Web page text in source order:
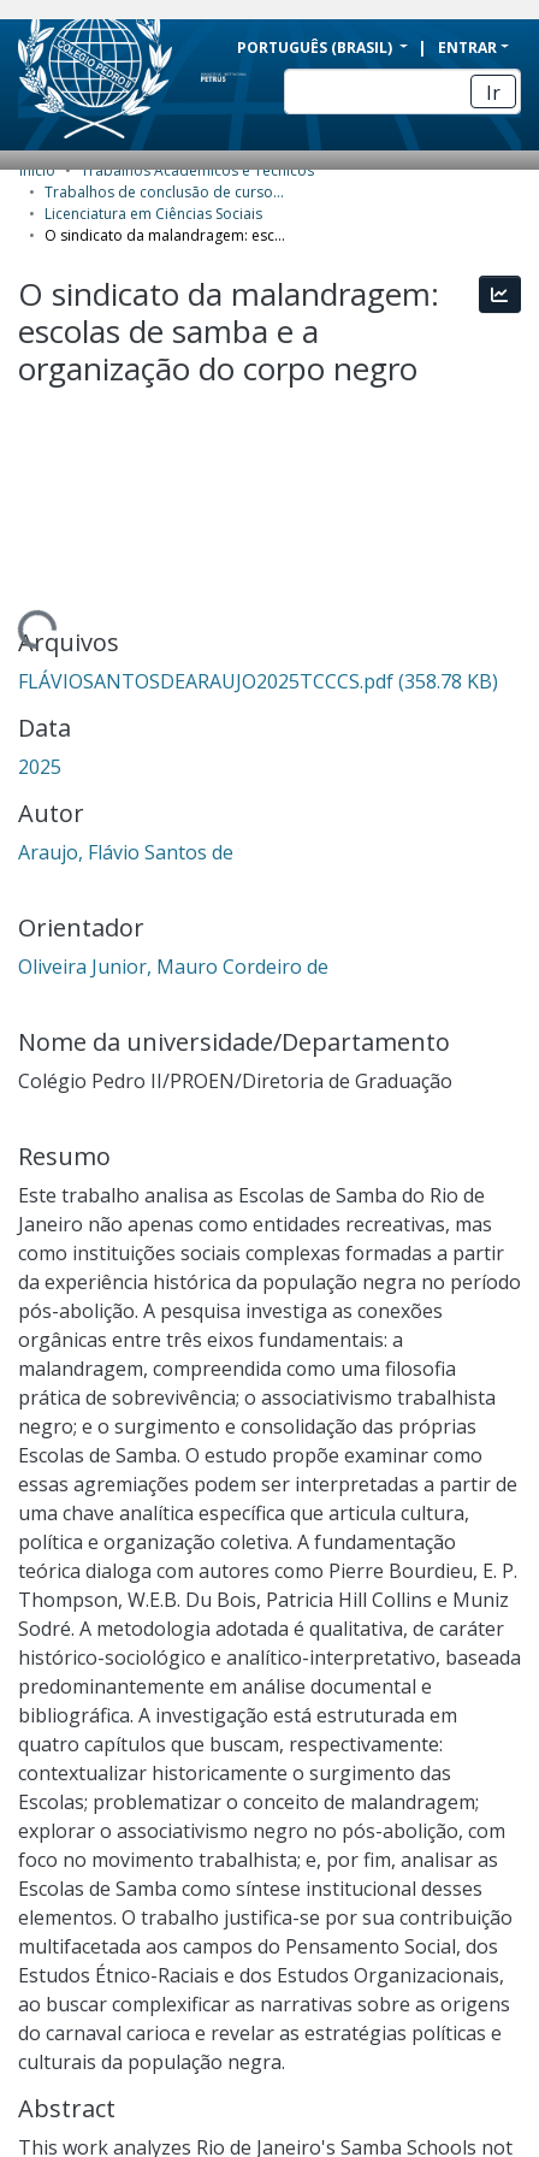
BRAZIL
Simplifique!
Comunica BR
Participe
Acesso à informação
Legislação
PORTUGUÊS (BRASIL) ENTRAR
Ir
COMUNIDADES E COLEÇÕES
NAVEGAR
ESTATÍSTICAS
SOBRE
Início
Trabalhos Acadêmicos e Técnicos
Trabalhos de conclusão de curso de Graduação
Licenciatura em Ciências Sociais
O sindicato da malandragem: escolas de samba e a organização do corpo negro
O sindicato da malandragem:
escolas de samba e a
organização do corpo negro
Arquivos
FLÁVIOSANTOSDEARAUJO2025TCCCS.pdf(358.78 KB)
Data
2025
Autor
Araujo, Flávio Santos de
Orientador
Oliveira Junior, Mauro Cordeiro de
Nome da universidade/Departamento
Colégio Pedro II/PROEN/Diretoria de Graduação
Resumo
Este trabalho analisa as Escolas de Samba do Rio de
Janeiro não apenas como entidades recreativas, mas
como instituições sociais complexas formadas a partir
da experiência histórica da população negra no período
pós-abolição. A pesquisa investiga as conexões
orgânicas entre três eixos fundamentais: a
malandragem, compreendida como uma filosofia
prática de sobrevivência; o associativismo trabalhista
negro; e o surgimento e consolidação das próprias
Escolas de Samba. O estudo propõe examinar como
essas agremiações podem ser interpretadas a partir de
uma chave analítica específica que articula cultura,
política e organização coletiva. A fundamentação
teórica dialoga com autores como Pierre Bourdieu, E. P.
Thompson, W.E.B. Du Bois, Patricia Hill Collins e Muniz
Sodré. A metodologia adotada é qualitativa, de caráter
histórico-sociológico e analítico-interpretativo, baseada
predominantemente em análise documental e
bibliográfica. A investigação está estruturada em
quatro capítulos que buscam, respectivamente:
contextualizar historicamente o surgimento das
Escolas; problematizar o conceito de malandragem;
explorar o associativismo negro no pós-abolição, com
foco no movimento trabalhista; e, por fim, analisar as
Escolas de Samba como síntese institucional desses
elementos. O trabalho justifica-se por sua contribuição
multifacetada aos campos do Pensamento Social, dos
Estudos Étnico-Raciais e dos Estudos Organizacionais,
ao buscar complexificar as narrativas sobre as origens
do carnaval carioca e revelar as estratégias políticas e
culturais da população negra.
Abstract
This work analyzes Rio de Janeiro's Samba Schools not